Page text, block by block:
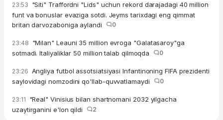
23:53 "Siti" Traffordni "Lids" uchun rekord darajadagi 40 million
funt va bonuslar evaziga sotdi. Jeyms tarixdagi eng qimmat
britan darvozaboniga aylandi
0
23:48 "Milan" Leauni 35 million evroga "Galatasaroy"ga
sotmadi. Italiyaliklar 50 million talab qilmoqda
0
23:26 Angliya futbol assotsiatsiyasi Infantinoning FIFA prezidenti
saylovidagi nomzodini qo'llab-quvvatlamaydi
0
23:11 "Real" Vinisius bilan shartnomani 2032 yilgacha
uzaytirganini e'lon qildi
2